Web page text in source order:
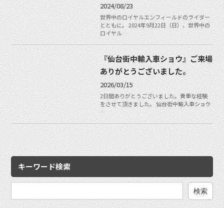
2024/08/23
世界中のロイヤルエンフィールドのライダー
とともに。 2024年9月22日（日）、世界中の
ロイヤル…
『仙台街中輸入車ショウ』ご来場
ありがとうございました。
2026/03/15
2日間ありがとうございました。貴重な経験
をさせて頂きました。 仙台街中輸入車ショウ
…
キーワード検索